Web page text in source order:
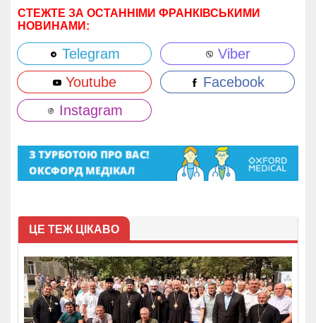
СТЕЖТЕ ЗА ОСТАННІМИ ФРАНКІВСЬКИМИ
НОВИНАМИ:
Telegram
Viber
Youtube
Facebook
Instagram
ЦЕ ТЕЖ ЦІКАВО